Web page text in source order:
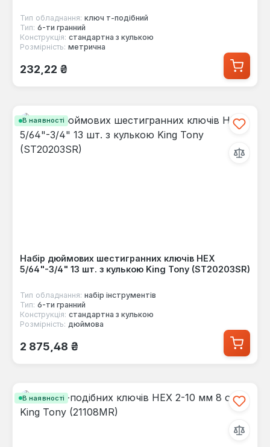
Тип обладнання: ключ т-подібний
Тип: 6-ти гранний
Конструкція: стандартна з кулькою
Розмірність: метрична
Звичайна ціна:
232,22 ₴
В наявності
Набір дюймових шестигранних ключів HEX
5/64"-3/4" 13 шт. з кулькою King Tony (ST20203SR)
Тип обладнання: набір інструментів
Тип: 6-ти гранний
Конструкція: стандартна з кулькою
Розмірність: дюймова
Звичайна ціна:
2 875,48 ₴
В наявності